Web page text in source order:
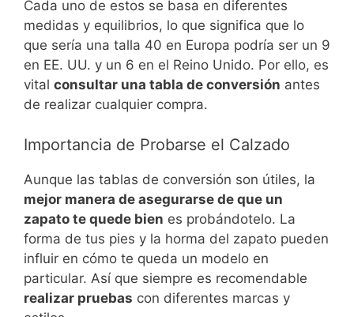
Cada uno de estos se basa en diferentes
medidas y equilibrios, lo que significa que lo
que sería una talla 40 en Europa podría ser un 9
en EE. UU. y un 6 en el Reino Unido. Por ello, es
vital consultar una tabla de conversión antes
de realizar cualquier compra.
Importancia de Probarse el Calzado
Aunque las tablas de conversión son útiles, la
mejor manera de asegurarse de que un
zapato te quede bien es probándotelo. La
forma de tus pies y la horma del zapato pueden
influir en cómo te queda un modelo en
particular. Así que siempre es recomendable
realizar pruebas con diferentes marcas y